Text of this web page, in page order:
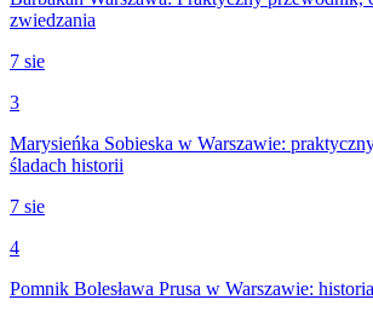
zwiedzania
7 sie
3
Marysieńka Sobieska w Warszawie:
śladach historii
7 sie
4
Pomnik Bolesława Prusa w Warszawie: